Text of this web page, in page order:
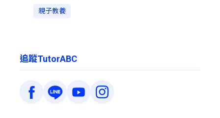
親子教養
追蹤TutorABC